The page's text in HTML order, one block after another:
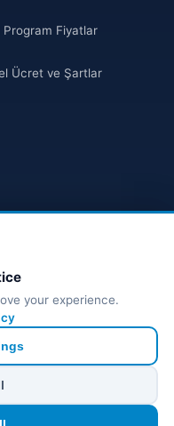
Program Fiyatlar
Ücret ve Şartlar
your experience.